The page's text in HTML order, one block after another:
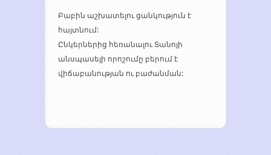
Բաբին աշխատելու ցանկություն է
հայտնում:
Ընկերներից հեռանալու Տանոյի
անսպասելի որոշումը բերում է
վիճաբանության ու բաժանման: